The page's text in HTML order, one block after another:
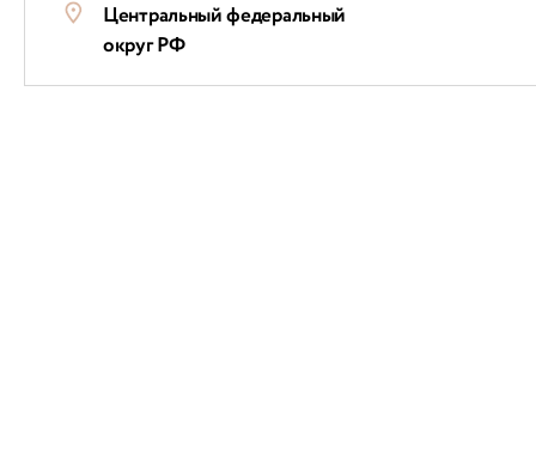
Центральный федеральный
округ РФ